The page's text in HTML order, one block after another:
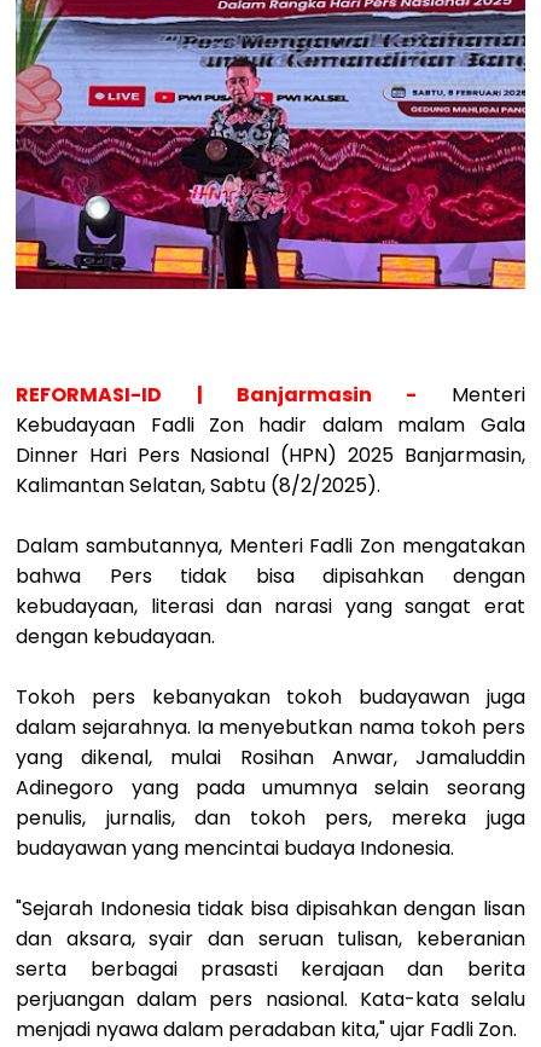
REFORMASI-ID | Banjarmasin - Menteri
Kebudayaan Fadli Zon hadir dalam malam Gala
Dinner Hari Pers Nasional (HPN) 2025 Banjarmasin,
Kalimantan Selatan, Sabtu (8/2/2025).
Dalam sambutannya, Menteri Fadli Zon mengatakan
bahwa Pers tidak bisa dipisahkan dengan
kebudayaan, literasi dan narasi yang sangat erat
dengan kebudayaan.
Tokoh pers kebanyakan tokoh budayawan juga
dalam sejarahnya. Ia menyebutkan nama tokoh pers
yang dikenal, mulai Rosihan Anwar, Jamaluddin
Adinegoro yang pada umumnya selain seorang
penulis, jurnalis, dan tokoh pers, mereka juga
budayawan yang mencintai budaya Indonesia.
"Sejarah Indonesia tidak bisa dipisahkan dengan lisan
dan aksara, syair dan seruan tulisan, keberanian
serta berbagai prasasti kerajaan dan berita
perjuangan dalam pers nasional. Kata-kata selalu
menjadi nyawa dalam peradaban kita," ujar Fadli Zon.